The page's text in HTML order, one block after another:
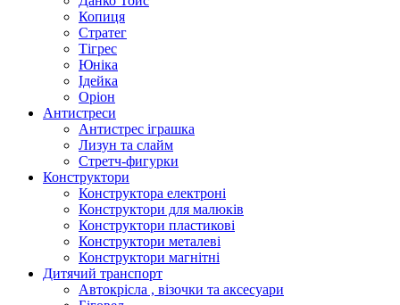
Копиця
Стратег
Тігрес
Юніка
Ідейка
Оріон
Антистреси
Антистрес іграшка
Лизун та слайм
Стретч-фигурки
Конструктори
Конструктора електроні
Конструктори для малюків
Конструктори пластикові
Конструктори металеві
Конструктори магнітні
Дитячий транспорт
Автокрісла , візочки та аксесуари